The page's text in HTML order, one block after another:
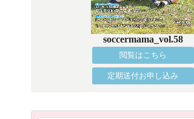
soccermama_vol.58
閲覧はこちら
定期送付お申し込み